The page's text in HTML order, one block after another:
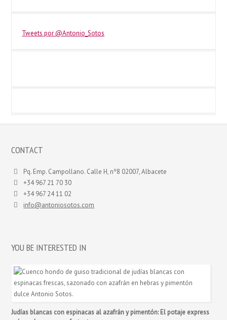
Tweets por @Antonio_Sotos
CONTACT
Pq. Emp. Campollano. Calle H, nº8 02007, Albacete
+34 967 21 70 30
+34 967 24 11 02
info@antoniosotos.com
YOU BE INTERESTED IN
Judías blancas con espinacas al azafrán y pimentón: El potaje express